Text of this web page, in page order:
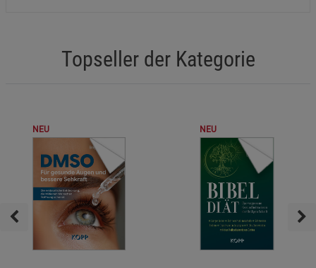
Topseller der Kategorie
NEU NEU